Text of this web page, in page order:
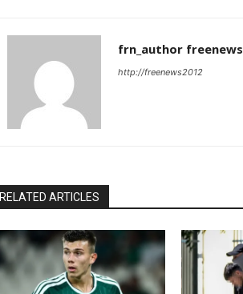
frn_author freenews
http://freenews2012
RELATED ARTICLES